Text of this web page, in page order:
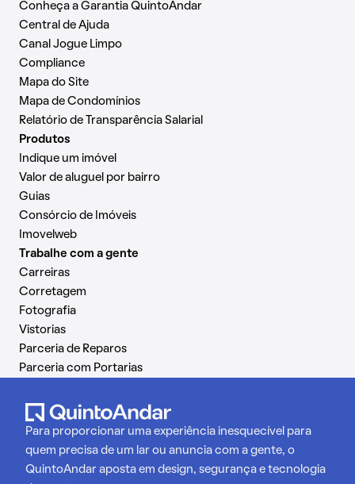
Conheça a Garantia QuintoAndar
Central de Ajuda
Canal Jogue Limpo
Compliance
Mapa do Site
Mapa de Condomínios
Relatório de Transparência Salarial
Produtos
Indique um imóvel
Valor de aluguel por bairro
Guias
Consórcio de Imóveis
Imovelweb
Trabalhe com a gente
Carreiras
Corretagem
Fotografia
Vistorias
Parceria de Reparos
Parceria com Portarias
Para proporcionar uma experiência inesquecível para
quem precisa de um lar ou anuncia com a gente, o
QuintoAndar aposta em design, segurança e tecnologia